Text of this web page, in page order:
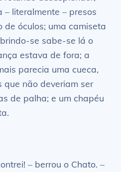
literalmente – presos
de óculos; uma camiseta
se sabe-se lá o
estava de fora; a
parecia uma cueca,
não deveriam ser
de palha; e um chapéu
– berrou o Chato. –